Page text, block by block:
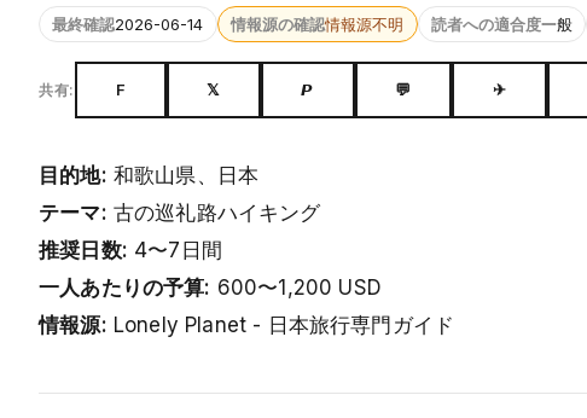
最終確認2026-06-14 情報源の確認情報源不明 読者への適合度一般
共有: F 𝕏 𝙋 💬 ✈
目的地: 和歌山県、日本
テーマ: 古の巡礼路ハイキング
推奨日数: 4〜7日間
一人あたりの予算: 600〜1,200 USD
情報源: Lonely Planet - 日本旅行専門ガイド